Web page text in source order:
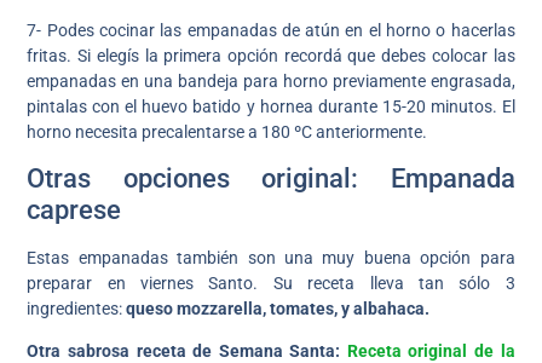
7- Podes cocinar las empanadas de atún en el horno o hacerlas
fritas. Si elegís la primera opción recordá que debes colocar las
empanadas en una bandeja para horno previamente engrasada,
pintalas con el huevo batido y hornea durante 15-20 minutos. El
horno necesita precalentarse a 180 ºC anteriormente.
Otras opciones original: Empanada
caprese
Estas empanadas también son una muy buena opción para
preparar en viernes Santo. Su receta lleva tan sólo 3
ingredientes:queso mozzarella, tomates, y albahaca.
Otra sabrosa receta de Semana Santa: Receta original de la